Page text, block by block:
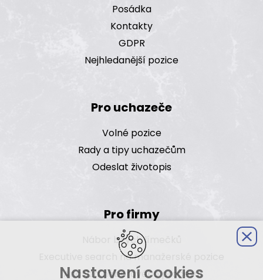
Posádka
Kontakty
GDPR
Nejhledanější pozice
Pro uchazeče
Volné pozice
Rady a tipy uchazečům
Odeslat životopis
Pro firmy
Nábor bílých límečků
Executive search na manažerské pozice
Analýza náborového procesu
Nastavení cookies